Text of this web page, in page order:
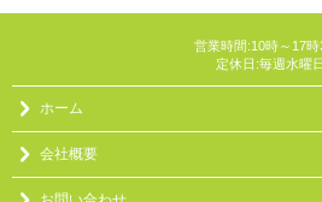
営業時間:10時～17時
定休日:毎週水曜日
ホーム
会社概要